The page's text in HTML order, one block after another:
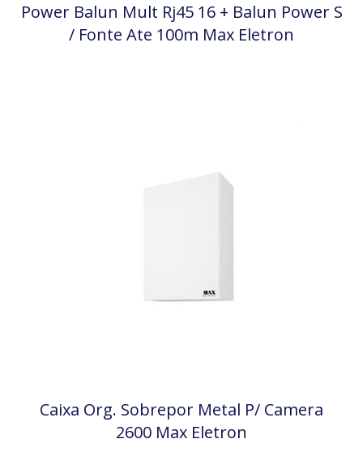
Power Balun Mult Rj45 16 + Balun Power S
/ Fonte Ate 100m Max Eletron
Caixa Org. Sobrepor Metal P/ Camera
2600 Max Eletron